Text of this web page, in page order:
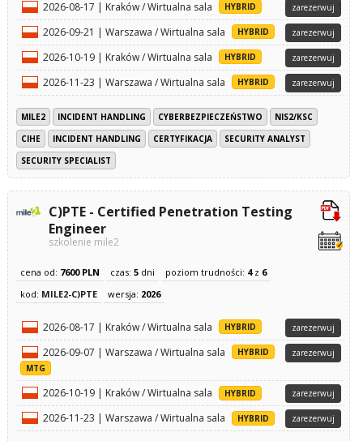
2026-08-17 | Kraków / Wirtualna sala HYBRID zarezerwuj
2026-09-21 | Warszawa / Wirtualna sala HYBRID zarezerwuj
2026-10-19 | Kraków / Wirtualna sala HYBRID zarezerwuj
2026-11-23 | Warszawa / Wirtualna sala HYBRID zarezerwuj
MILE2 INCIDENT HANDLING CYBERBEZPIECZEŃSTWO
NIS2/KSC
CIHE
INCIDENT HANDLING CERTYFIKACJA
SECURITY ANALYST
SECURITY SPECIALIST
C)PTE - Certified Penetration Testing
Engineer
szkolenie mile2
cena od: 7600 PLN czas: 5dni poziom trudności: 4z 6
kod: MILE2-C)PTE wersja: 2026
2026-08-17 | Kraków / Wirtualna sala HYBRID zarezerwuj
2026-09-07 | Warszawa / Wirtualna sala
HYBRID
MTG
zarezerwuj
2026-10-19 | Kraków / Wirtualna sala HYBRID zarezerwuj
2026-11-23 | Warszawa / Wirtualna sala HYBRID zarezerwuj